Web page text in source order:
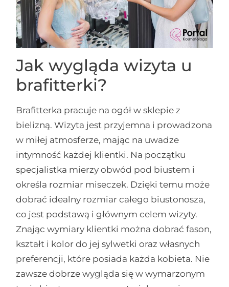
Jak wygląda wizyta u
brafitterki?
Brafitterka pracuje na ogół w sklepie z
bielizną. Wizyta jest przyjemna i prowadzona
w miłej atmosferze, mając na uwadze
intymność każdej klientki. Na początku
specjalistka mierzy obwód pod biustem i
określa rozmiar miseczek. Dzięki temu może
dobrać idealny rozmiar całego biustonosza,
co jest podstawą i głównym celem wizyty.
Znając wymiary klientki można dobrać fason,
kształt i kolor do jej sylwetki oraz własnych
preferencji, które posiada każda kobieta. Nie
zawsze dobrze wygląda się w wymarzonym